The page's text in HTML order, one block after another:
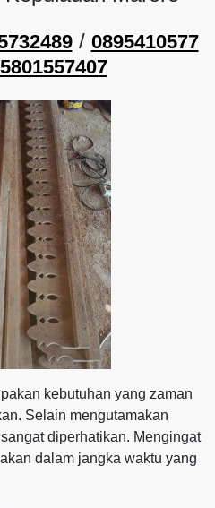
/ 0895410577
kebutuhan yang zaman
Selain mengutamakan
diperhatikan. Mengingat
dalam jangka waktu yang